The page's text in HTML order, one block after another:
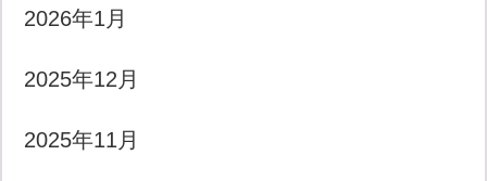
2026年1月
2025年12月
2025年11月